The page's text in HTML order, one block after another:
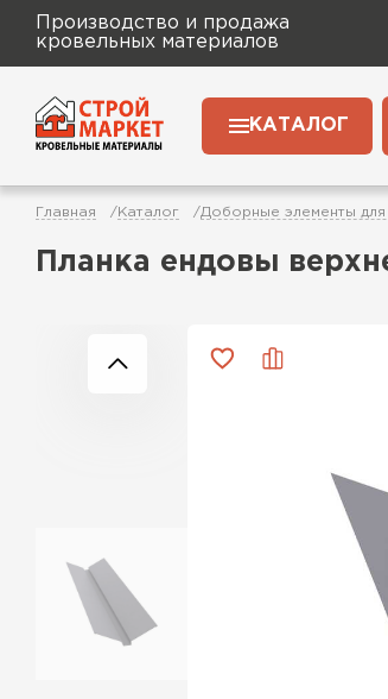
Производство и продажа
кровельных материалов
КАТАЛОГ
Главная Каталог Доборные элементы для
Планка ендовы